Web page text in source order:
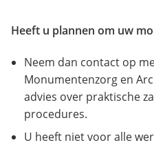
Heeft u plannen om uw
Neem dan contact op
Monumentenzorg en
advies over praktische
procedures.
U heeft niet voor alle